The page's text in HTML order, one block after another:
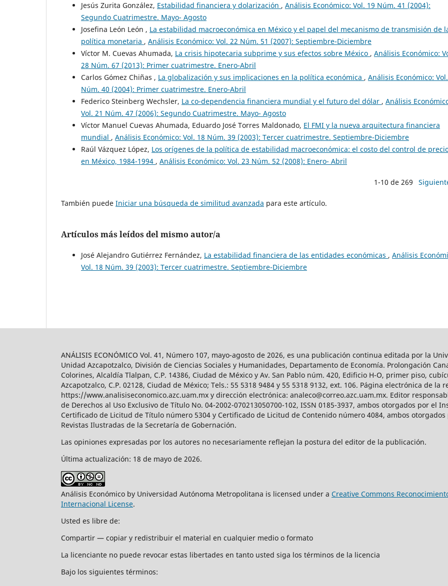
Jesús Zurita González, Estabilidad financiera y dolarización , Análisis Económico: Vol. 19 Núm. 41 (2004):
Segundo Cuatrimestre. Mayo- Agosto
Josefina León León , La estabilidad macroeconómica en México y el papel del mecanismo de transmisión de
política monetaria , Análisis Económico: Vol. 22 Núm. 51 (2007): Septiembre-Diciembre
Víctor M. Cuevas Ahumada, La crisis hipotecaria subprime y sus efectos sobre México , Análisis Económico:
28 Núm. 67 (2013): Primer cuatrimestre. Enero-Abril
Carlos Gómez Chiñas , La globalización y sus implicaciones en la política económica , Análisis Económico:
Núm. 40 (2004): Primer cuatrimestre. Enero-Abril
Federico Steinberg Wechsler, La co-dependencia financiera mundial y el futuro del dólar , Análisis
Vol. 21 Núm. 47 (2006): Segundo Cuatrimestre. Mayo- Agosto
Víctor Manuel Cuevas Ahumada, Eduardo José Torres Maldonado, El FMI y la nueva arquitectura financiera
mundial , Análisis Económico: Vol. 18 Núm. 39 (2003): Tercer cuatrimestre. Septiembre-Diciembre
Raúl Vázquez López, Los orígenes de la política de estabilidad macroeconómica: el costo del control de
en México, 1984-1994 , Análisis Económico: Vol. 23 Núm. 52 (2008): Enero- Abril
1-10 de 269
También puede Iniciar una búsqueda de similitud avanzada para este artículo.
Artículos más leídos del mismo autor/a
José Alejandro Gutiérrez Fernández, La estabilidad financiera de las entidades económicas , Análisis
Vol. 18 Núm. 39 (2003): Tercer cuatrimestre. Septiembre-Diciembre
ANÁLISIS ECONÓMICO Vol. 41, Número 107, mayo-agosto de 2026, es una publicación continua editada por la
Unidad Azcapotzalco, División de Ciencias Sociales y Humanidades, Departamento de Economía. Prolongación
Colorines, Alcaldía Tlalpan, C.P. 14386, Ciudad de México y Av. San Pablo núm. 420, Edificio H-O, primer piso,
Azcapotzalco, C.P. 02128, Ciudad de México; Tels.: 55 5318 9484 y 55 5318 9132, ext. 106. Página electrónica de la
https://www.analisiseconomico.azc.uam.mx y dirección electrónica: analeco@correo.azc.uam.mx. Editor
de Derechos al Uso Exclusivo de Título No. 04-2002-070213050700-102, ISSN 0185-3937, ambos otorgados por el
Certificado de Licitud de Título número 5304 y Certificado de Licitud de Contenido número 4084, ambos
Revistas Ilustradas de la Secretaría de Gobernación.
Las opiniones expresadas por los autores no necesariamente reflejan la postura del editor de la publicación.
Última actualización: 18 de mayo de 2026.
Análisis Económico by Universidad Autónoma Metropolitana is licensed under a Creative Commons
Internacional License.
Usted es libre de:
Compartir — copiar y redistribuir el material en cualquier medio o formato
La licenciante no puede revocar estas libertades en tanto usted siga los términos de la licencia
Bajo los siguientes términos: